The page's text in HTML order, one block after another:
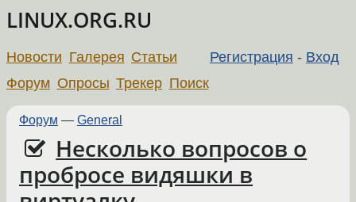
LINUX.ORG.RU
Регистрация - Вход
Новости Галерея Статьи
Форум Опросы Трекер Поиск
Форум — General
Несколько вопросов о
пробросе видяшки в